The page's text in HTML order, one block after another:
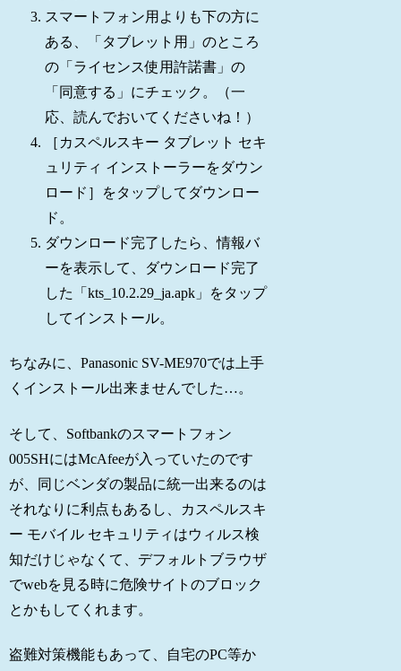
スマートフォン用よりも下の方に
ある、「タブレット用」のところ
の「ライセンス使用許諾書」の
「同意する」にチェック。（一
応、読んでおいてくださいね！）
［カスペルスキー タブレット セキ
ュリティ インストーラーをダウン
ロード］をタップしてダウンロー
ド。
ダウンロード完了したら、情報バ
ーを表示して、ダウンロード完了
した「kts_10.2.29_ja.apk」をタップ
してインストール。
ちなみに、Panasonic SV-ME970では上手
くインストール出来ませんでした…。
そして、Softbankのスマートフォン
005SHにはMcAfeeが入っていたのです
が、同じベンダの製品に統一出来るのは
それなりに利点もあるし、カスペルスキ
ー モバイル セキュリティはウィルス検
知だけじゃなくて、デフォルトブラウザ
でwebを見る時に危険サイトのブロック
とかもしてくれます。
盗難対策機能もあって、自宅のPC等か